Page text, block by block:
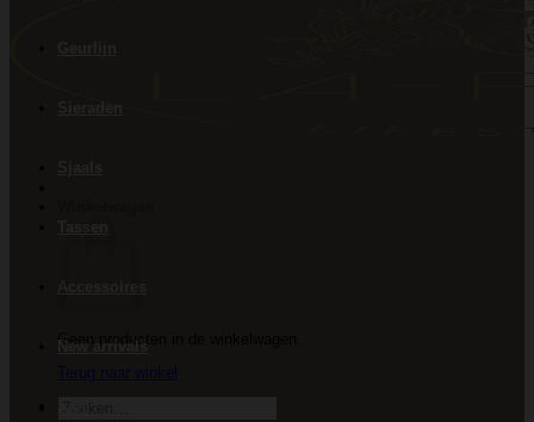
Geen producten in de winkelwagen.
New arrivals